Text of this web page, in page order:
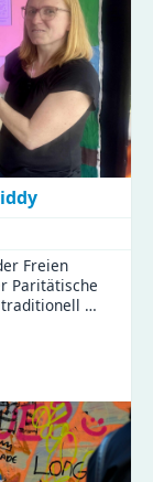
Freien
Paritätische
…